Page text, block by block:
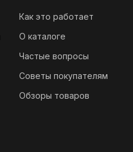
Как это работает
О каталоге
Частые вопросы
Советы покупателям
Обзоры товаров